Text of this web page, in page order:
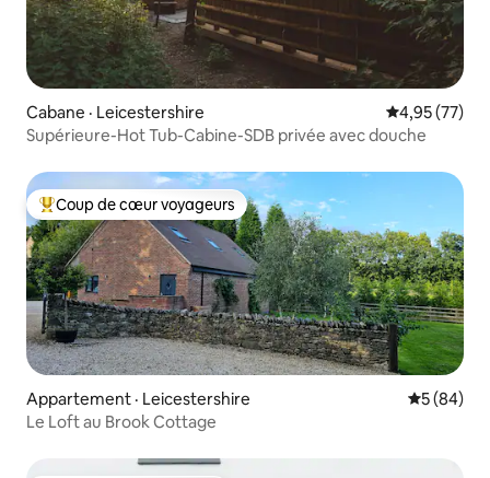
Cabane · Leicestershire Note
4,95 (77)
Supérieure-Hot Tub-Cabine-SDB privée avec douche
Coup de cœur voyageurs parmi les plus aimés
Coup de cœur voyageurs
Appartement · Leicestershire Note
5 (84)
Le Loft au Brook Cottage